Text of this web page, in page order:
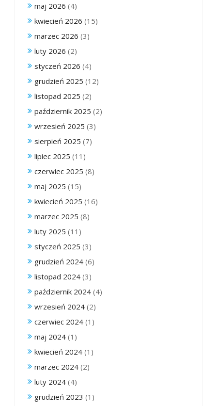
maj 2026 (4)
kwiecień 2026 (15)
marzec 2026 (3)
luty 2026 (2)
styczeń 2026 (4)
grudzień 2025 (12)
listopad 2025 (2)
październik 2025 (2)
wrzesień 2025 (3)
sierpień 2025 (7)
lipiec 2025 (11)
czerwiec 2025 (8)
maj 2025 (15)
kwiecień 2025 (16)
marzec 2025 (8)
luty 2025 (11)
styczeń 2025 (3)
grudzień 2024 (6)
listopad 2024 (3)
październik 2024 (4)
wrzesień 2024 (2)
czerwiec 2024 (1)
maj 2024 (1)
kwiecień 2024 (1)
marzec 2024 (2)
luty 2024 (4)
grudzień 2023 (1)